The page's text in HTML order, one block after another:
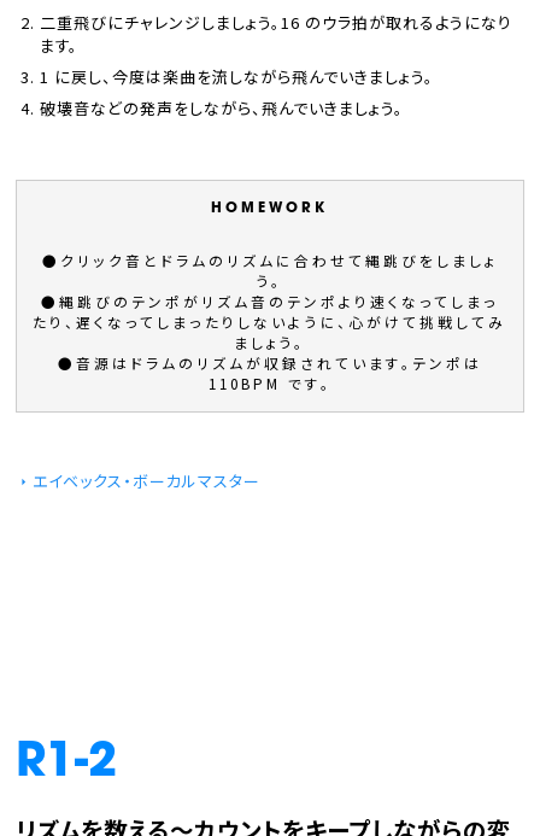
二重飛びにチャレンジしましょう。16 のウラ拍が取れるようになり
ます。
1 に戻し、今度は楽曲を流しながら飛んでいきましょう。
破壊音などの発声をしながら、飛んでいきましょう。
●クリック音とドラムのリズムに合わせて縄跳びをしましょ
う。
●縄跳びのテンポがリズム音のテンポより速くなってしまっ
たり、遅くなってしまったりしないように、心がけて挑戦してみ
ましょう。
●音源はドラムのリズムが収録されています。テンポは
110BPM です。
エイベックス・ボーカルマスター
R1-2